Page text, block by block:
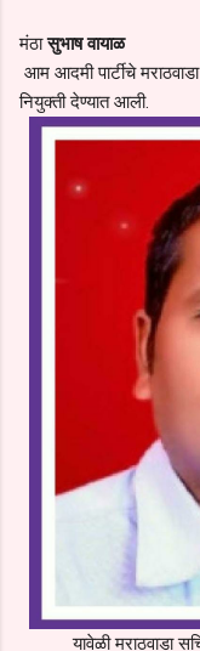
मंठासुभाष वायाळ
आम आदमी पार्टीचे
नियुक्ती देण्यात आली.
यावेळी मराठवाडा